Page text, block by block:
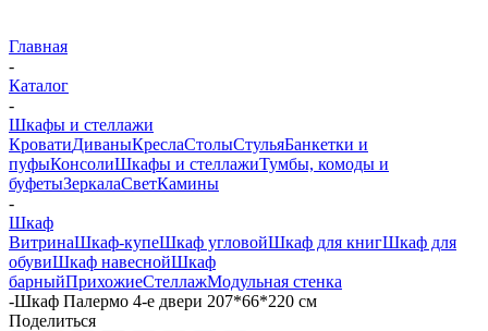
Главная
-
Каталог
-
Шкафы и стеллажи
КроватиДиваныКреслаСтолыСтульяБанкетки и
пуфыКонсолиШкафы и стеллажиТумбы, комоды и
буфетыЗеркалаСветКамины
-
Шкаф
ВитринаШкаф-купеШкаф угловойШкаф для книгШкаф для
обувиШкаф навеснойШкаф
барныйПрихожиеСтеллажМодульная стенка
-Шкаф Палермо 4-е двери 207*66*220 см
Поделиться